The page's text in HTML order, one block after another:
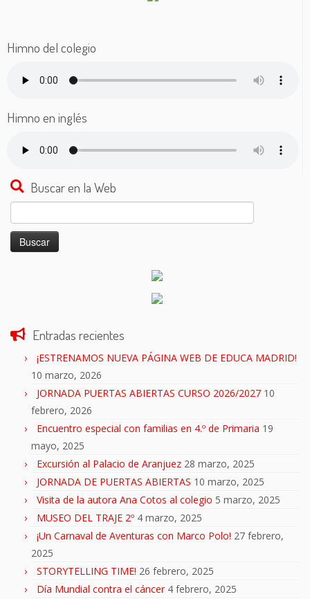
Himno del colegio
Himno en inglés
Buscar en la Web
Buscar:
Entradas recientes
¡ESTRENAMOS NUEVA PÁGINA WEB DE EDUCA MADRID!
10 marzo, 2026
JORNADA PUERTAS ABIERTAS CURSO 2026/2027 10
febrero, 2026
Encuentro especial con familias en 4.º de Primaria 19
mayo, 2025
Excursión al Palacio de Aranjuez 28 marzo, 2025
JORNADA DE PUERTAS ABIERTAS 10 marzo, 2025
Visita de la autora Ana Cotos al colegio 5 marzo, 2025
MUSEO DEL TRAJE 2º 4 marzo, 2025
¡Un Carnaval de Aventuras con Marco Polo! 27 febrero,
2025
STORYTELLING TIME! 26 febrero, 2025
Día Mundial contra el cáncer 4 febrero, 2025